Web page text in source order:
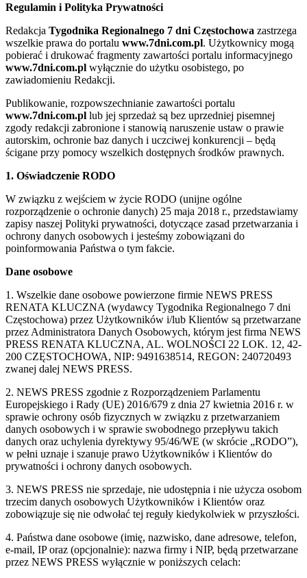
Regulamin i Polityka Prywatności
Redakcja Tygodnika Regionalnego 7 dni Częstochowa zastrzega
wszelkie prawa do portalu www.7dni.com.pl. Użytkownicy mogą
pobierać i drukować fragmenty zawartości portalu informacyjnego
www.7dni.com.pl wyłącznie do użytku osobistego, po
zawiadomieniu Redakcji.
Publikowanie, rozpowszechnianie zawartości portalu
www.7dni.com.pl lub jej sprzedaż są bez uprzedniej pisemnej
zgody redakcji zabronione i stanowią naruszenie ustaw o prawie
autorskim, ochronie baz danych i uczciwej konkurencji – będą
ścigane przy pomocy wszelkich dostępnych środków prawnych.
1. Oświadczenie RODO
W związku z wejściem w życie RODO (unijne ogólne
rozporządzenie o ochronie danych) 25 maja 2018 r., przedstawiamy
zapisy naszej Polityki prywatności, dotyczące zasad przetwarzania i
ochrony danych osobowych i jesteśmy zobowiązani do
poinformowania Państwa o tym fakcie.
Dane osobowe
1. Wszelkie dane osobowe powierzone firmie NEWS PRESS
RENATA KLUCZNA (wydawcy Tygodnika Regionalnego 7 dni
Częstochowa) przez Użytkowników i/lub Klientów są przetwarzane
przez Administratora Danych Osobowych, którym jest firma NEWS
PRESS RENATA KLUCZNA, AL. WOLNOŚCI 22 LOK. 12, 42-
200 CZĘSTOCHOWA, NIP: 9491638514, REGON: 240720493
zwanej dalej NEWS PRESS.
2. NEWS PRESS zgodnie z Rozporządzeniem Parlamentu
Europejskiego i Rady (UE) 2016/679 z dnia 27 kwietnia 2016 r. w
sprawie ochrony osób fizycznych w związku z przetwarzaniem
danych osobowych i w sprawie swobodnego przepływu takich
danych oraz uchylenia dyrektywy 95/46/WE (w skrócie „RODO”),
w pełni uznaje i szanuje prawo Użytkowników i Klientów do
prywatności i ochrony danych osobowych.
3. NEWS PRESS nie sprzedaje, nie udostępnia i nie użycza osobom
trzecim danych osobowych Użytkowników i Klientów oraz
zobowiązuje się nie odwołać tej reguły kiedykolwiek w przyszłości.
4. Państwa dane osobowe (imię, nazwisko, dane adresowe, telefon,
e-mail, IP oraz (opcjonalnie): nazwa firmy i NIP, będą przetwarzane
przez NEWS PRESS wyłącznie w poniższych celach: